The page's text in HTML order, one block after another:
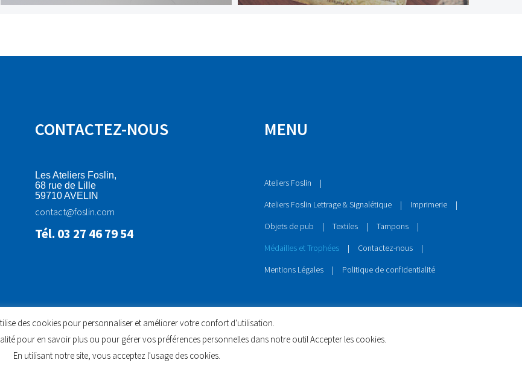
CONTACTEZ-NOUS
Les Ateliers Foslin,
68 rue de Lille
59710 AVELIN
contact@foslin.com
Tél. 03 27 46 79 54
MENU
Ateliers Foslin
Ateliers Foslin Lettrage & Signalétique
Imprimerie
Objets de pub
Textiles
Tampons
Médailles et Trophées
Contactez-nous
Mentions Légales
Politique de confidentialité
des cookies pour personnaliser et améliorer votre confort d'utilisation.
pour en savoir plus ou pour gérer vos préférences personnelles dans notre outil Accepter les cookies.
En utilisant notre site, vous acceptez l'usage des cookies.